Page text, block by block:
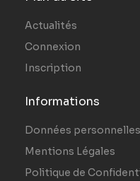
Actualités
Connexion
Inscription
Informations
Données personnelles
Mentions Légales
Politique de